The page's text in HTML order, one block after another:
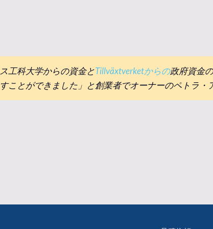
工科大学からの資金とTillväxtverketからの政府資金
ことができました」と創業者でオーナーのペトラ・